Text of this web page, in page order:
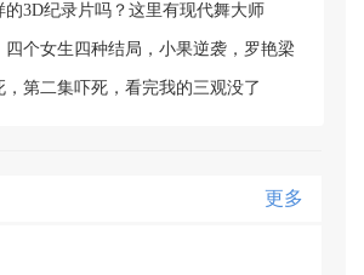
的3D纪录片吗？这里有现代舞大师
”
四个女生四种结局，小果逆袭，罗艳梁
最委屈
，第二集吓死，看完我的三观没了
更多